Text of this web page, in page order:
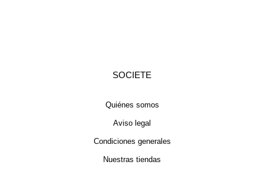
SOCIETE
Quiénes somos
Aviso legal
Condiciones generales
Nuestras tiendas